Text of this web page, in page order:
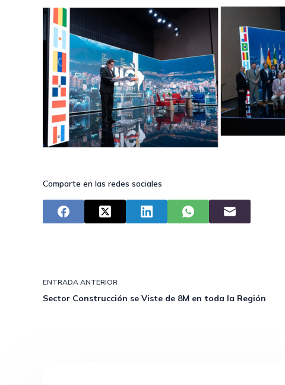
Comparte en las redes sociales
ENTRADA ANTERIOR
Sector Construcción se Viste de 8M en toda la Región